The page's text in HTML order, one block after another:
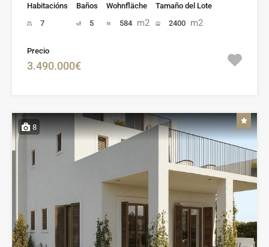
Habitacións
7
Baños
5
Wohnfläche
584 m2
Tamaño del Lote
2400 m2
Precio
3.490.000€
8